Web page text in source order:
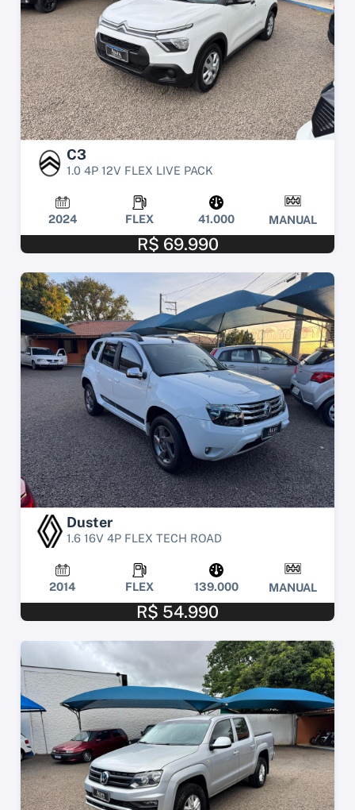
C3
1.0 4P 12V FLEX LIVE PACK
2024 FLEX 41.000 MANUAL
R$ 69.990
Duster
1.6 16V 4P FLEX TECH ROAD
2014 FLEX 139.000 MANUAL
R$ 54.990